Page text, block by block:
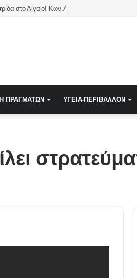
στο Αιγαίο! Κων.Λουκόπουλος
ΠΡΑΓΜΑΤΩΝ ΥΓΕΙΑ-ΠΕΡΙΒΑΛΛΟΝ